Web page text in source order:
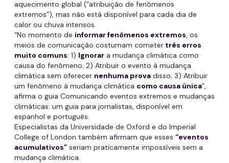
aquecimento global (“atribuição de fenômenos
extremos”), mas não está disponível para cada dia de
calor ou chuva intensos.
“No momento de informar fenômenos extremos, os
meios de comunicação costumam cometer três erros
muito comuns: 1) Ignorar a mudança climática como
causa do fenômeno; 2) Atribuir o evento à mudança
climática sem oferecer nenhuma prova disso; 3) Atribuir
um fenômeno à mudança climática como causa única”,
afirma o guia Comunicando eventos extremos e mudanças
climáticas: um guia para jornalistas, disponível em
espanhol e português.
Especialistas da Universidade de Oxford e do Imperial
College of London também afirmam que esses “eventos
acumulativos” seriam praticamente impossíveis sem a
mudança climática.